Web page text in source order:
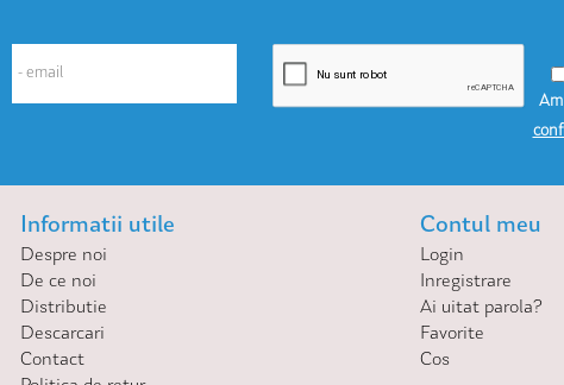
Informatii utile
Despre noi
De ce noi
Distributie
Descarcari
Contact
Contul meu
Login
Inregistrare
Ai uitat parola?
Favorite
Cos